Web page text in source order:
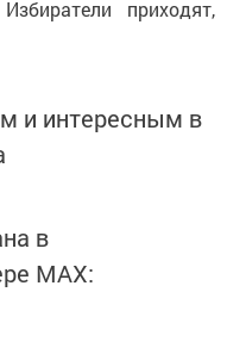
приходят,
и интересным в
в
MАХ: